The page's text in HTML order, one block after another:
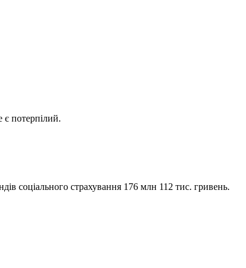
є потерпілий.
соціального страхування 176 млн 112 тис. гривень.